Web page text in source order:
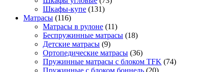
Шкафы-купе (131)
Матрасы (116)
Матрасы в рулоне (11)
Беспружинные матрасы (18)
Детские матрасы (9)
Ортопедические матрасы (36)
Пружинные матрасы с блоком TFK (74)